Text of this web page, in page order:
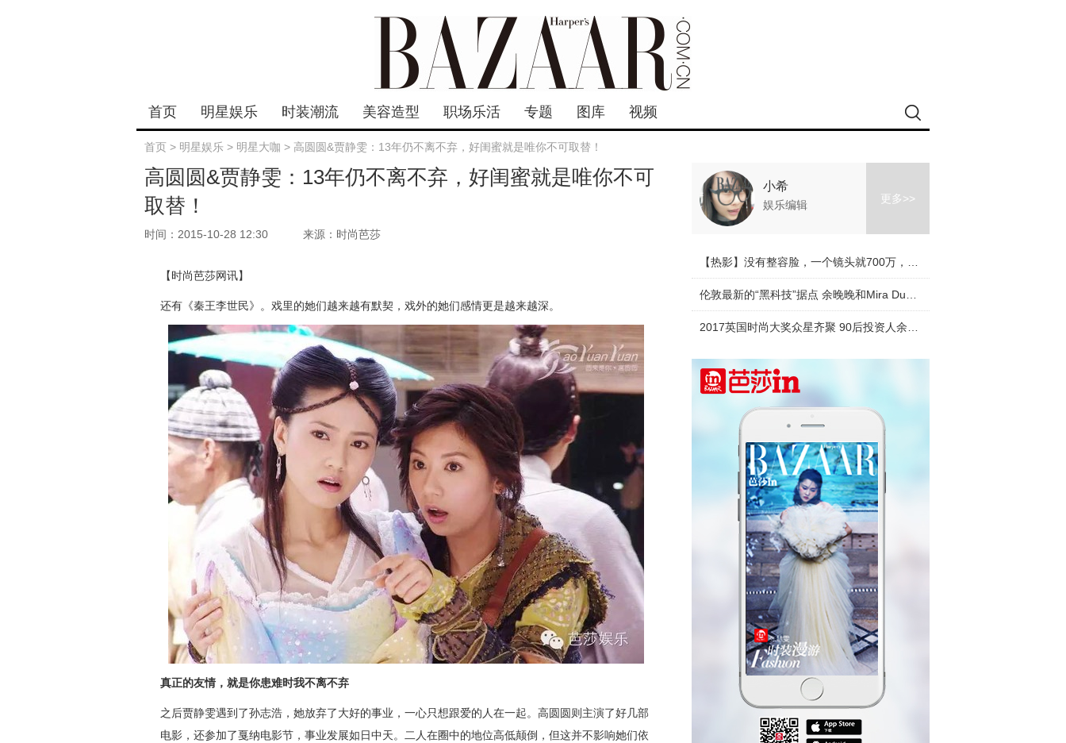
首页 明星娱乐 时装潮流 美容造型 职场乐活 专题 图库 视频
首页 > 明星娱乐 > 明星大咖 > 高圆圆&贾静雯：13年仍不离不弃，好闺蜜就是唯你不可取替！
高圆圆&贾静雯：13年仍不离不弃，好闺蜜就是唯你不可
取替！
时间：2015-10-28 12:30 来源：时尚芭莎
【时尚芭莎网讯】
还有《秦王李世民》。戏里的她们越来越有默契，戏外的她们感情更是越来越深。
真正的友情，就是你患难时我不离不弃
之后贾静雯遇到了孙志浩，她放弃了大好的事业，一心只想跟爱的人在一起。高圆圆则主演了好几部
电影，还参加了戛纳电影节，事业发展如日中天。
二人在圈中的地位高低颠倒，但这并不影响她们依
小希
娱乐编辑 更多>>